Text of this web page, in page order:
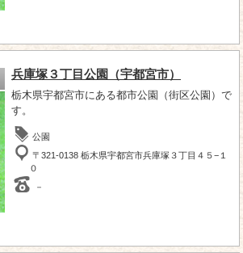
兵庫塚３丁目公園（宇都宮市）
栃木県宇都宮市にある都市公園（街区公園）で
す。
公園
〒321-0138 栃木県宇都宮市兵庫塚３丁目４５−１
０
－